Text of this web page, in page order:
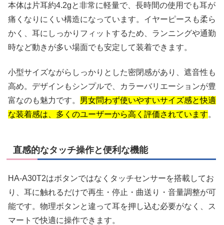
本体は片耳約4.2gと非常に軽量で、長時間の使用でも耳が
痛くなりにくい構造になっています。イヤーピースも柔ら
かく、耳にしっかりフィットするため、ランニングや通勤
時など動きが多い場面でも安定して装着できます。
小型サイズながらしっかりとした密閉感があり、遮音性も
高め。デザインもシンプルで、カラーバリエーションが豊
富なのも魅力です。 男女問わず使いやすいサイズ感と快適
な装着感は、多くのユーザーから高く評価されています。
直感的なタッチ操作と便利な機能
HA-A30T2はボタンではなくタッチセンサーを搭載してお
り、耳に触れるだけで再生・停止・曲送り・音量調整が可
能です。物理ボタンと違って耳を押し込む必要がなく、ス
マートで快適に操作できます。